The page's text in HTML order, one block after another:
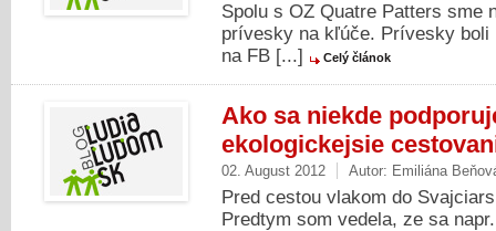
Spolu s OZ Quatre Patters sme
prívesky na kľúče. Prívesky boli
na FB [...]
Celý článok
Ako sa niekde
ekologickejsie
02. August 2012 Autor: Emiliána
Pred cestou vlakom do
Predtym som vedela, ze sa